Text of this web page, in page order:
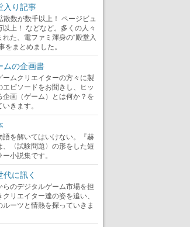
入り記事
散数が数千以上！ ページビュ
以上！ などなど。多くの人々
れた、電ファミ渾身の“殿堂入
をまとめました。
ムの企画書
ームクリエイターの方々に製
エピソードをお聞きし、ヒッ
企画（ゲーム）とは何か？を
きます。
語を解いてはいけない。『赫
、〈試験問題〉の形をした短
小説集です。
代に訊く
らのデジタルゲーム市場を担
クリエイター達の姿を追い、
ルーツと情熱を探っていきま